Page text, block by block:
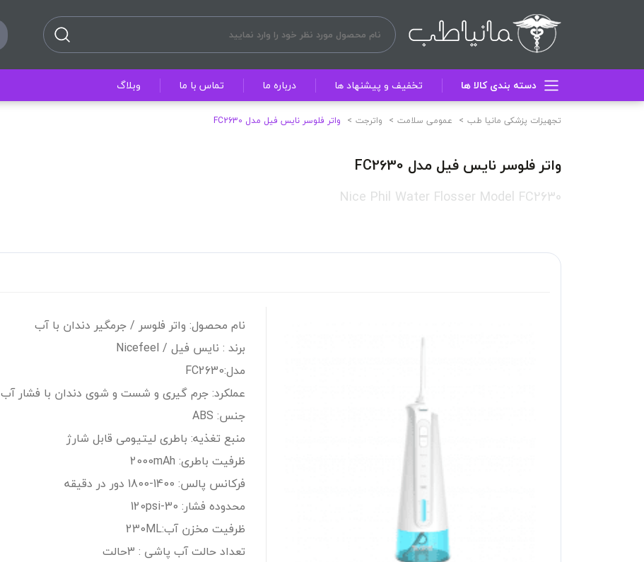
دسته بندی کالا ها تخفیف و پیشنهاد ها درباره ما تماس با ما وبلاگ
تجهیزات پزشکی مانیا طب عمومی سلامت واترجت واتر فلوسر نایس فیل مدل FC2630
واتر فلوسر نایس فیل مدل FC2630
Nice Phil Water Flosser Model FC2630
نام محصول: واتر فلوسر / جرمگیر دندان با آب
برند : نایس فیل / Nicefeel
مدل:FC2630
عملکرد: جرم گیری و شست و شوی دندان با فشار آب
جنس: ABS
منبع تغذیه: باطری لیتیومی قابل شارژ
ظرفیت باطری: 2000mAh
فرکانس پالس: 1400-1800 دور در دقیقه
محدوده فشار: 30-120psi
ظرفیت مخزن آب:230ML
تعداد حالت آب پاشی : 3حالت